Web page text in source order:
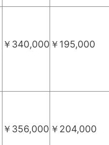
￥340,000 ￥195,000
￥356,000 ￥204,000